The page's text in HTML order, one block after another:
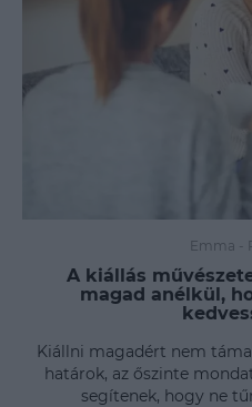
Emma -
A kiállás
magad anélkül,
Kiállni magadért nem
határok, az őszinte
segítenek, hogy ne